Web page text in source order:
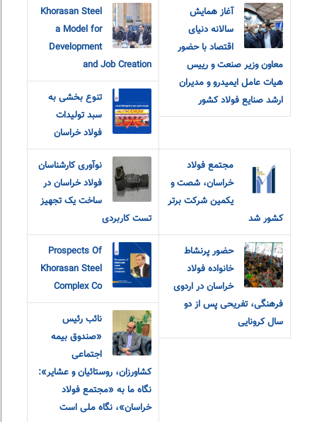
آغاز همایش
سالانه دنیای
اقتصاد با حضور
معاون وزیر صنعت و رییس
هیات عامل ایمیدرو و مدیران
ارشد صنایع فولاد کشور
Khorasan Steel
a Model for
Development
and Job Creation
تنوع بخشی به
سبد تولیدات
فولاد خراسان
مجتمع فولاد
خراسان، شصت و
یکمین شرکت برتر
کشور شد
نوآوری کارشناسان
فولاد خراسان در
ساخت یک تجهیز
تست کاربردی
حضور پرنشاط
خانواده فولاد
خراسان در اردوی
فرهنگی، تفریحی پس از دو
سال کرونایی
Prospects Of
Khorasan Steel
Complex Co
نائب رئیس
«صندوق بیمه
اجتماعی
کشاورزان، روستائیان و عشایر»:
نگاه ما به «مجتمع فولاد
خراسان»، نگاه ملی است